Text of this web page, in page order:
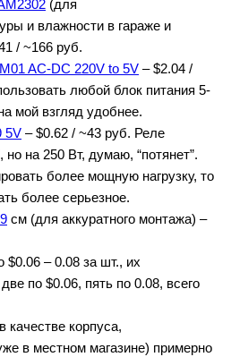
(для
и влажности в гараже и
/ ~166 руб.
AC-DC 220V to 5V – $2.04 /
любой блок питания 5-
мой взгляд удобнее.
5V – $0.62 / ~43 руб. Реле
но на 250 Вт, думаю, “потянет”.
более мощную нагрузку, то
более серьезное.
см (для аккуратного монтажа) –
$0.06 – 0.08 за шт., их
по $0.06, пять по 0.08, всего
качестве корпуса,
в местном магазине) примерно